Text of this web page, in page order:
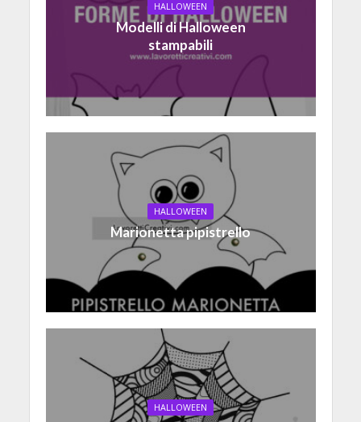
HALLOWEEN
Modelli di Halloween
stampabili
HALLOWEEN
Marionetta pipistrello
HALLOWEEN